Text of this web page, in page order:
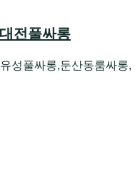
전풀싸롱
성풀싸롱,둔산동룸싸롱,